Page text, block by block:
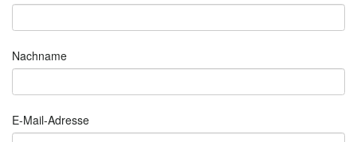
Nachname
E-Mail-Adresse